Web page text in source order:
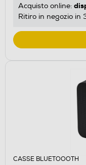
Acquisto online:
Ritiro in negozio in
CASSE BLUETOOOTH